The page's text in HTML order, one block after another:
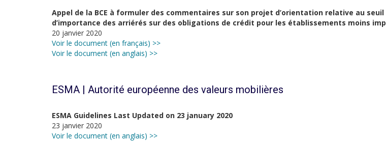
Appel de la BCE à formuler des commentaires sur son projet d’orientation relative au seuil
d’importance des arriérés sur des obligations de crédit pour les établissements moins
20 janvier 2020
Voir le document (en français) >>
Voir le document (en anglais) >>
ESMA | Autorité européenne des valeurs mobilières
ESMA Guidelines Last Updated on 23 january 2020
23 janvier 2020
Voir le document (en anglais) >>